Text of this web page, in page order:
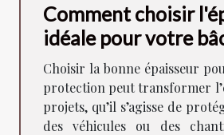
Comment choisir
idéale pour votre
protection ?
Choisir la bonne épaisseur
protection peut transformer
projets, qu’il s’agisse de
des véhicules ou des